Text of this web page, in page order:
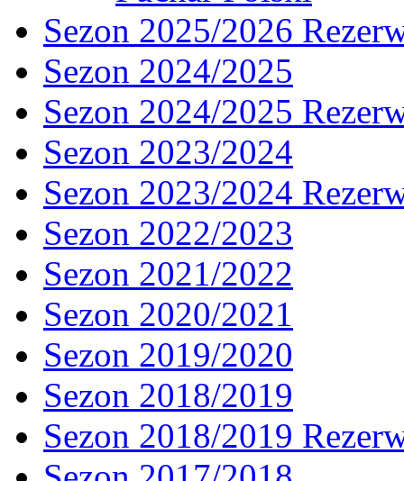
Sezon 2025/2026
Sezon 2024/2025
Sezon 2024/2025
Sezon 2023/2024
Sezon 2023/2024
Sezon 2022/2023
Sezon 2021/2022
Sezon 2020/2021
Sezon 2019/2020
Sezon 2018/2019
Sezon 2018/2019